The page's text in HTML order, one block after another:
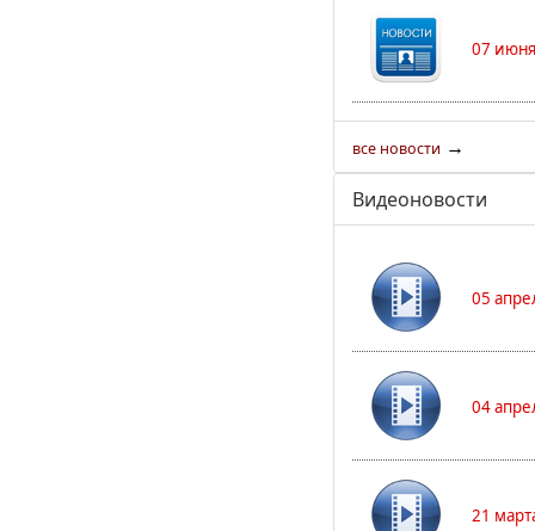
07
все новости →
Видеоновости
05
04
21